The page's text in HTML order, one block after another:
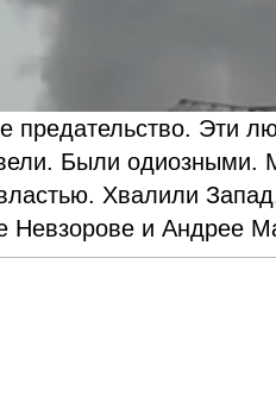
предательство. Эти
Были одиозными.
Хвалили
Невзорове и Андрее